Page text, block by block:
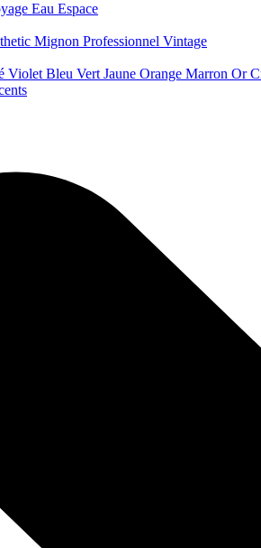
Eau Espace
Mignon Professionnel Vintage
Violet Bleu Vert Jaune Orange Marron Or